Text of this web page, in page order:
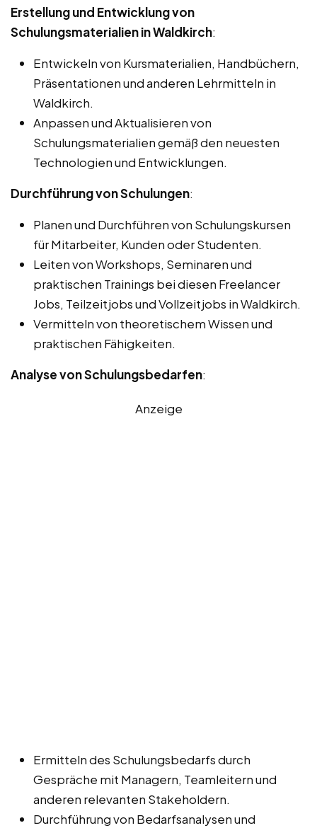
Erstellung und Entwicklung von
Schulungsmaterialien in Waldkirch:
Entwickeln von Kursmaterialien, Handbüchern,
Präsentationen und anderen Lehrmitteln in
Waldkirch.
Anpassen und Aktualisieren von
Schulungsmaterialien gemäß den neuesten
Technologien und Entwicklungen.
Durchführung von Schulungen:
Planen und Durchführen von Schulungskursen
für Mitarbeiter, Kunden oder Studenten.
Leiten von Workshops, Seminaren und
praktischen Trainings bei diesen Freelancer
Jobs, Teilzeitjobs und Vollzeitjobs in Waldkirch.
Vermitteln von theoretischem Wissen und
praktischen Fähigkeiten.
Analyse von Schulungsbedarfen:
Anzeige
Ermitteln des Schulungsbedarfs durch
Gespräche mit Managern, Teamleitern und
anderen relevanten Stakeholdern.
Durchführung von Bedarfsanalysen und